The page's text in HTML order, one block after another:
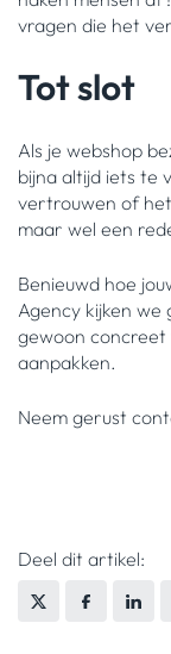
vragen die het
Tot slot
Als je webshop
bijna altijd iets te
vertrouwen of
maar wel een
Benieuwd hoe
Agency kijken we
gewoon
aanpakken.
Neem gerust
Deel dit artikel: